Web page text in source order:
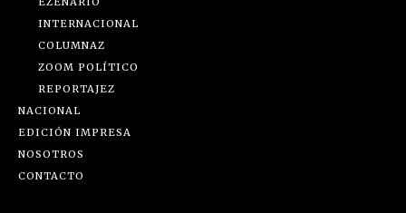
INTERNACIONAL
COLUMNAZ
ZOOM POLÍTICO
REPORTAJEZ
NACIONAL
EDICIÓN IMPRESA
NOSOTROS
CONTACTO